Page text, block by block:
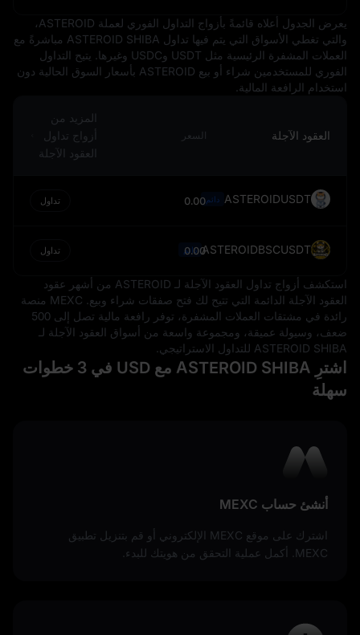
عليه العملات الأخرى.
يعرض الجدول أعلاه قائمةً بأزواج التداول الفوري لعملة ASTEROID،
والتي تغطي الأسواق التي يتم فيها تداول ASTEROID SHIBA مباشرةً مع
العملات المشفرة الرئيسية مثل USDT وUSDC وغيرها. يتيح التداول
الفوري للمستخدمين شراء أو بيع ASTEROID بأسعار السوق الحالية دون
استخدام الرافعة المالية.
العقود الآجلة السعر
المزيد من
أزواج تداول
العقود الآجلة
ASTEROIDUSDT دائم0.00 تداول
ASTEROIDBSCUSDT دائم
0.00 تداول
استكشف أزواج تداول العقود الآجلة لـ ASTEROID من أشهر عقود
العقود الآجلة الدائمة التي تتيح لك فتح صفقات شراء وبيع. MEXC منصة
رائدة في مشتقات العملات المشفرة، توفر رافعة مالية تصل إلى 500
ضعف، وسيولة عميقة، ومجموعة واسعة من أسواق العقود الآجلة لـ
ASTEROID SHIBA للتداول الاستراتيجي.
اشترِ ASTEROID SHIBA مع USD في 3 خطوات
سهلة
أنشئ حساب MEXC
اشترك على موقع MEXC الإلكتروني أو قم بتنزيل تطبيق
MEXC. أكمل عملية التحقق من هويتك للبدء.